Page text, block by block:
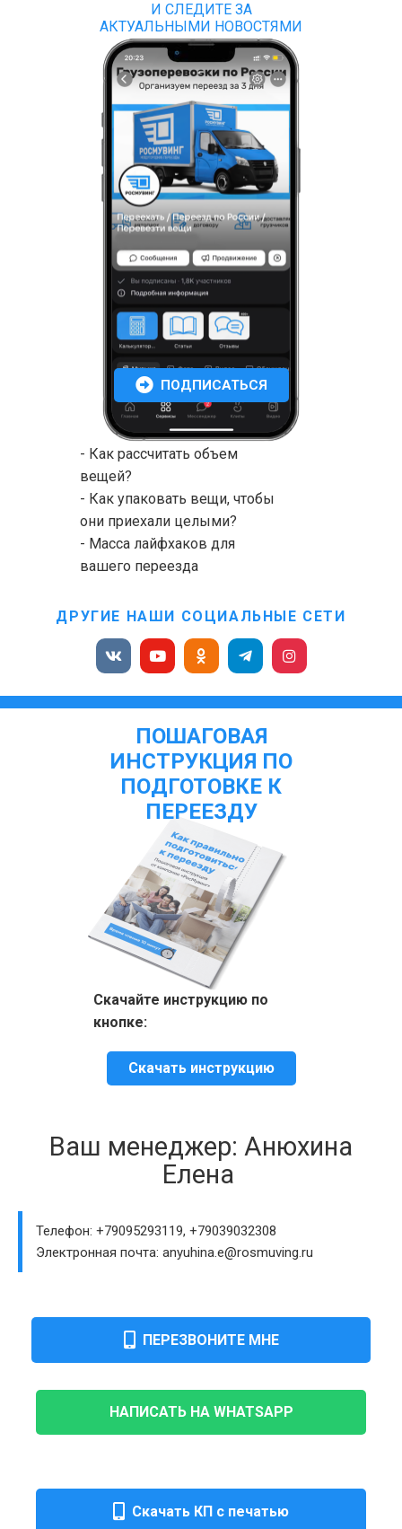
И СЛЕДИТЕ ЗА
АКТУАЛЬНЫМИ НОВОСТЯМИ
- Как рассчитать объем
вещей?
- Как упаковать вещи, чтобы
они приехали целыми?
- Масса лайфхаков для
вашего переезда
ПОДПИСАТЬСЯ
ДРУГИЕ НАШИ СОЦИАЛЬНЫЕ СЕТИ
ПОШАГОВАЯ
ИНСТРУКЦИЯ ПО
ПОДГОТОВКЕ К
ПЕРЕЕЗДУ
Скачайте инструкцию по
кнопке:
Скачать инструкцию
Ваш менеджер: Анюхина
Елена
Телефон: +79095293119, +79039032308
Электронная почта: anyuhina.e@rosmuving.ru
ПЕРЕЗВОНИТЕ МНЕ
НАПИСАТЬ НА WHATSAPP
Скачать КП с печатью